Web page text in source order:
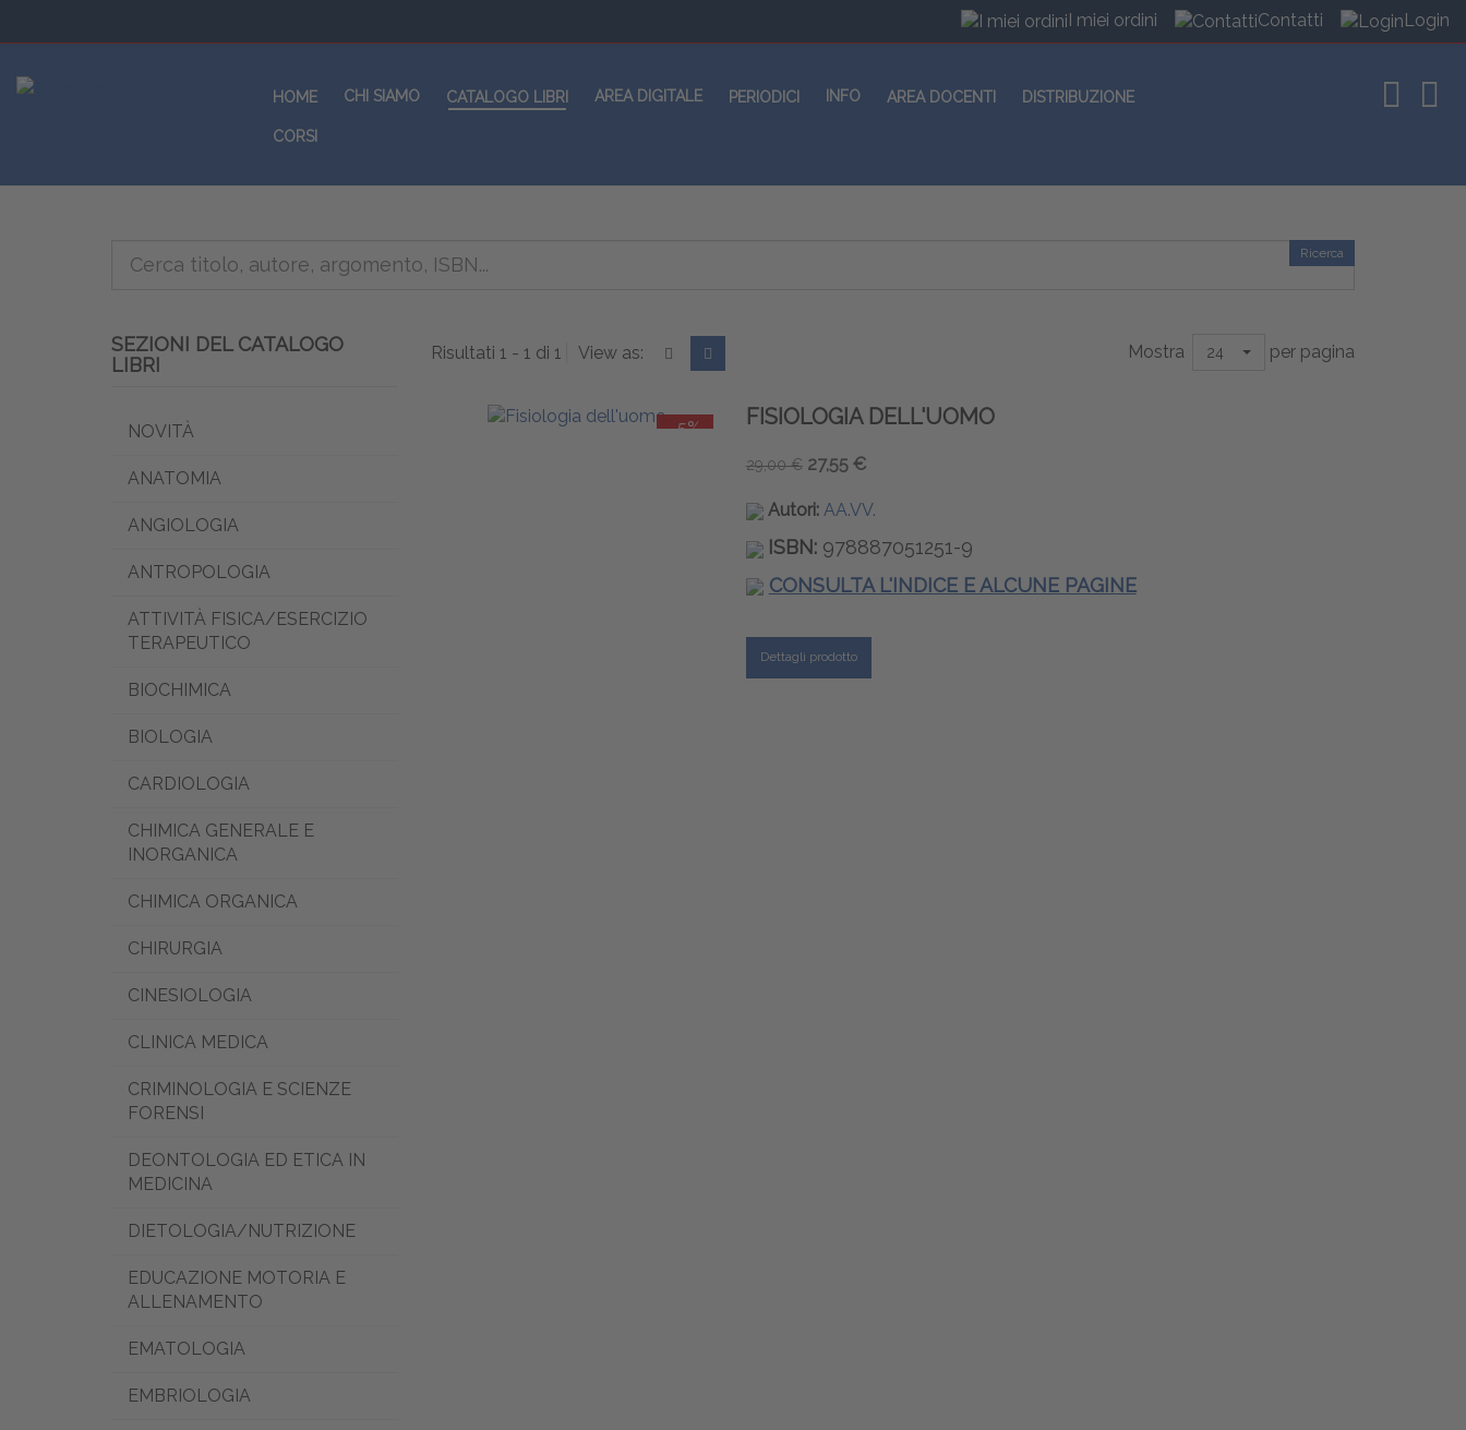
I miei ordini Contatti Login
HOME CHI SIAMO CATALOGO LIBRI AREA DIGITALE PERIODICI INFO AREA DOCENTI DISTRIBUZIONE
CORSI
Ricerca
Risultati 1 - 1 di 1 View as: Mostra 24 per pagina
-5% FISIOLOGIA DELL'UOMO
29,00 € 27,55 €
Autori: AA.VV.
ISBN: 978887051251-9
CONSULTA L'INDICE E ALCUNE PAGINE
Dettagli prodotto
SEZIONI DEL CATALOGO
LIBRI
NOVITÀ
ANATOMIA
ANGIOLOGIA
ANTROPOLOGIA
ATTIVITÀ FISICA/ESERCIZIO
TERAPEUTICO
BIOCHIMICA
BIOLOGIA
CARDIOLOGIA
CHIMICA GENERALE E
INORGANICA
CHIMICA ORGANICA
CHIRURGIA
CINESIOLOGIA
CLINICA MEDICA
CRIMINOLOGIA E SCIENZE
FORENSI
DEONTOLOGIA ED ETICA IN
MEDICINA
DIETOLOGIA/NUTRIZIONE
EDUCAZIONE MOTORIA E
ALLENAMENTO
EMATOLOGIA
EMBRIOLOGIA